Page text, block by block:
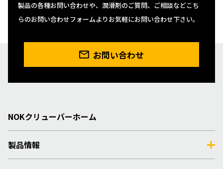
製品の各種お問い合わせや、潤滑剤のご質問、ご相談などこち
らのお問い合わせフォームよりお気軽にお問い合わせ下さい。
お問い合わせ
NOKクリューバーホーム
製品情報